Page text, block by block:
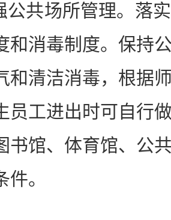
场所管理。落实
和消毒制度。保持
和清洁消毒，根据
员工进出时可自行
书馆、体育馆、公
。